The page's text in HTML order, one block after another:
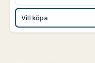
Vill köpa